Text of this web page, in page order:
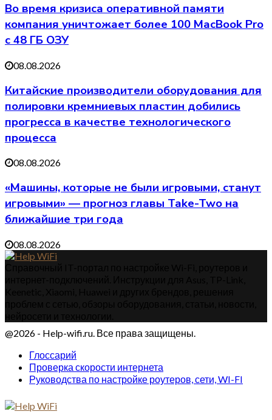
Во время кризиса оперативной памяти
компания уничтожает более 100 MacBook Pro
с 48 ГБ ОЗУ
08.08.2026
Китайские производители оборудования для
полировки кремниевых пластин добились
прогресса в качестве технологического
процесса
08.08.2026
«Машины, которые не были игровыми, станут
игровыми» — прогноз главы Take-Two на
ближайшие три года
08.08.2026
@2026 - Help-wifi.ru. Все права защищены.
Глоссарий
Проверка скорости интернета
Руководства по настройке роутеров, сети, WI-FI